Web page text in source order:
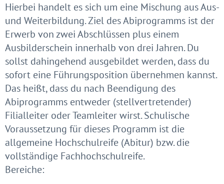
Hierbei handelt es sich um eine Mischung aus Aus-
und Weiterbildung. Ziel des Abiprogramms ist der
Erwerb von zwei Abschlüssen plus einem
Ausbilderschein innerhalb von drei Jahren. Du
sollst dahingehend ausgebildet werden, dass du
sofort eine Führungsposition übernehmen kannst.
Das heißt, dass du nach Beendigung des
Abiprogramms entweder (stellvertretender)
Filialleiter oder Teamleiter wirst. Schulische
Voraussetzung für dieses Programm ist die
allgemeine Hochschulreife (Abitur) bzw. die
vollständige Fachhochschulreife.
Bereiche: